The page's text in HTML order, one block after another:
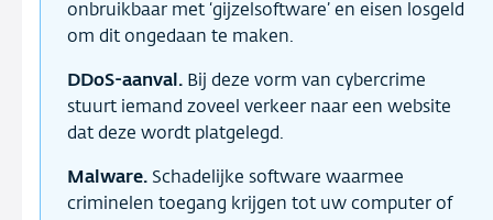
onbruikbaar met ‘gijzelsoftware’ en eisen losgeld
om dit ongedaan te maken.
DDoS-aanval. Bij deze vorm van cybercrime
stuurt iemand zoveel verkeer naar een website
dat deze wordt platgelegd.
Malware. Schadelijke software waarmee
criminelen toegang krijgen tot uw computer of